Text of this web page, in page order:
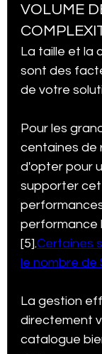
VOLUME
La taille et la
sont des
de votre
Pour les
centaines de
d'opter pour
supporter
performance
[5].Certaines
le nombre de
La gestion
directement
catalogue